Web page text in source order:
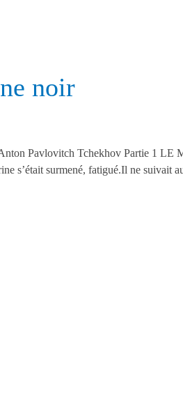
noir
Pavlovitch Tchekhov Partie 1
s’était surmené, fatigué.Il ne suivait